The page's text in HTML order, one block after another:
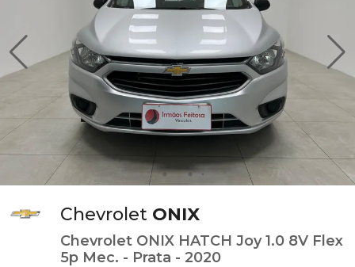
Chevrolet ONIX
Chevrolet ONIX HATCH Joy 1.0 8V Flex
5p Mec. - Prata - 2020